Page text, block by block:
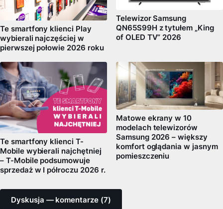
Te smartfony klienci Play
wybierali najczęściej w
pierwszej połowie 2026 roku
Telewizor Samsung
QN65S99H z tytułem „King
of OLED TV” 2026
Te smartfony klienci T-
Mobile wybierali najchętniej
– T-Mobile podsumowuje
sprzedaż w I półroczu 2026 r.
Matowe ekrany w 10
modelach telewizorów
Samsung 2026 – większy
komfort oglądania w jasnym
pomieszczeniu
Dyskusja — komentarze (7)